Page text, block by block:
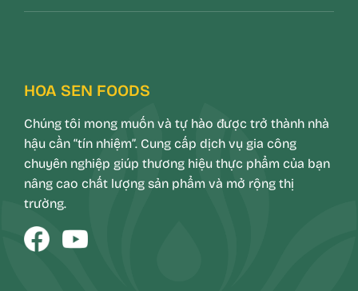
HOA SEN FOODS
Chúng tôi mong muốn và tự hào được trở thành nhà
hậu cần “tín nhiệm”. Cung cấp dịch vụ gia công
chuyên nghiệp giúp thương hiệu thực phẩm của bạn
nâng cao chất lượng sản phẩm và mở rộng thị
trường.